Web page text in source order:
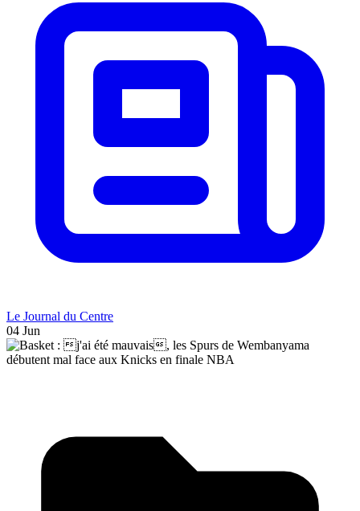
Le Journal du Centre
04 Jun